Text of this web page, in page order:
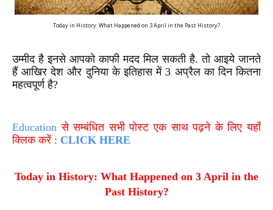
Today in History: What Happened on 3 April in the Past History?
उम्मीद है इनसे आपको काफी मदद मिल सकती है. तो आइये जानते
हैं आखिर देश और दुनिया के इतिहास में 3 अप्रैल का दिन कितना
महत्वपूर्ण है?
Education से सम्बंधित सभी पोस्ट एक साथ पढ़ने के लिए यहाँ
क्लिक करें : CLICK HERE
Today in History: What Happened on 3 April in the
Past History?